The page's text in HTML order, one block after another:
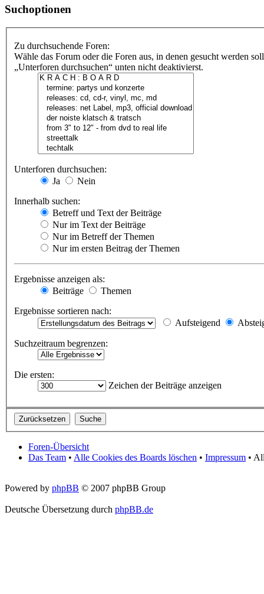
Suchoptionen
Zu durchsuchende Foren:
Wähle das Forum oder die Foren aus, in denen gesucht werden
„Unterforen durchsuchen“ unten nicht deaktivierst.
Unterforen durchsuchen:
Ja
Nein
Innerhalb suchen:
Betreff und Text der Beiträge
Nur im Text der Beiträge
Nur im Betreff der Themen
Nur im ersten Beitrag der Themen
Ergebnisse anzeigen als:
Beiträge
Themen
Ergebnisse sortieren nach:
Aufsteigend
Suchzeitraum begrenzen:
Die ersten:
Zeichen der Beiträge anzeigen
Foren-Übersicht
Das Team • Alle Cookies des Boards löschen • Impressum •
Powered by phpBB © 2007 phpBB Group
Deutsche Übersetzung durch phpBB.de